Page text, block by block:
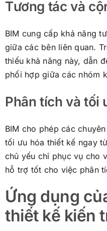
Tương tác và
BIM cung cấp khả năng
giữa các bên liên quan.
thiếu khả năng này, dẫn
phối hợp giữa các nhóm
Phân tích và tối
BIM cho phép các
tối ưu hóa thiết kế ngay
chủ yếu chỉ phục vụ cho
hỗ trợ tốt cho việc phân
Ứng dụng
thiết kế kiến